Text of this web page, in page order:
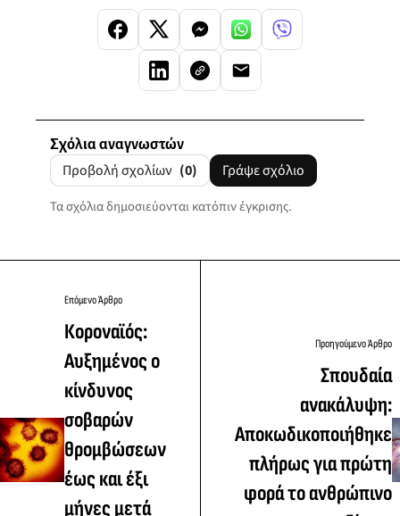
Σχόλια αναγνωστών
Προβολή σχολίων (0) Γράψε σχόλιο
Τα σχόλια δημοσιεύονται κατόπιν έγκρισης.
Επόμενο Άρθρο
Κοροναϊός:
Αυξημένος ο
κίνδυνος
σοβαρών
θρομβώσεων
έως και έξι
μήνες μετά
Προηγούμενο Άρθρο
Σπουδαία
ανακάλυψη:
Αποκωδικοποιήθηκε
πλήρως για πρώτη
φορά το ανθρώπινο